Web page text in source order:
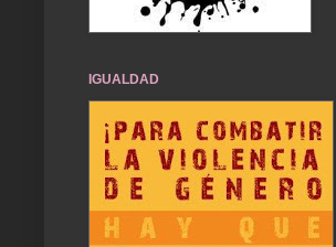
IGUALDAD